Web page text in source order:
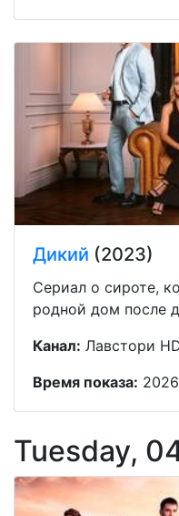
Дикий (2023)
Сериал о сироте,
родной дом после
Канал: Лавстори
Время показа:
Tuesday,